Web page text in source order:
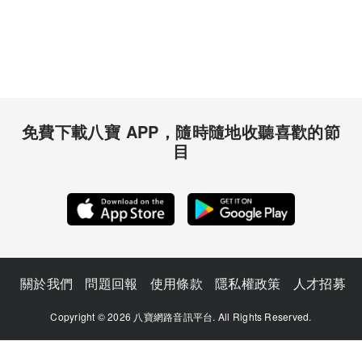
免費下載八寶 APP，隨時隨地收聽喜歡的節
目
關於我們 問題回報 使用條款 隱私權政策 人才招募
Copyright © 2026 八寶網路音訊平台. All Rights Reserved.